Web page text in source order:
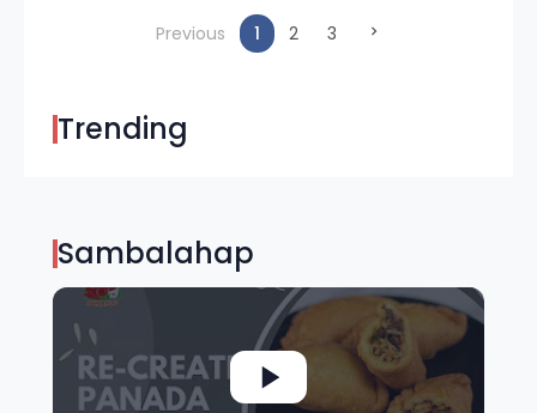
Previous 1(current)
2 3
Trending
Sambalahap